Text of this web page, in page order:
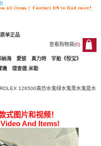
原单正品
查看购物袋(0)
0
納海 愛彼 真力時
宇舶《恒宝》
璣 理查德.米勒
126500高仿水鬼绿水鬼黑水鬼蓝水
式图片和视频！
And Items!